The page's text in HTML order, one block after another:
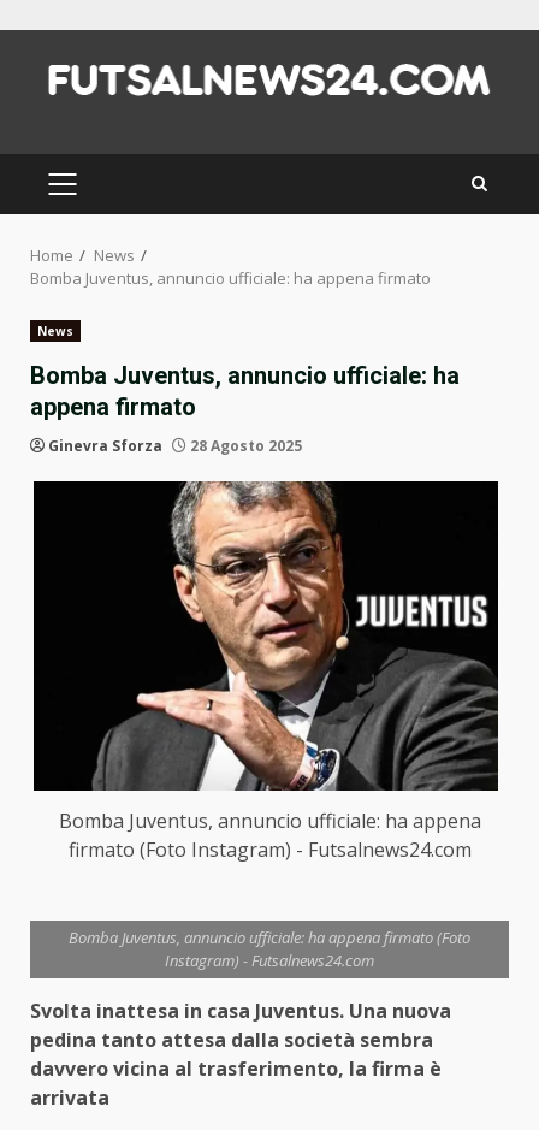
content
PRIMARY
MENU
Home
News
Bomba Juventus, annuncio ufficiale: ha appena firmato
News
Bomba Juventus, annuncio ufficiale: ha
appena firmato
Ginevra Sforza 28 Agosto 2025
Bomba Juventus, annuncio ufficiale: ha appena
firmato (Foto Instagram) - Futsalnews24.com
Bomba Juventus, annuncio ufficiale: ha appena firmato (Foto
Instagram) - Futsalnews24.com
Svolta inattesa in casa Juventus. Una nuova
pedina tanto attesa dalla società sembra
davvero vicina al trasferimento, la firma è
arrivata